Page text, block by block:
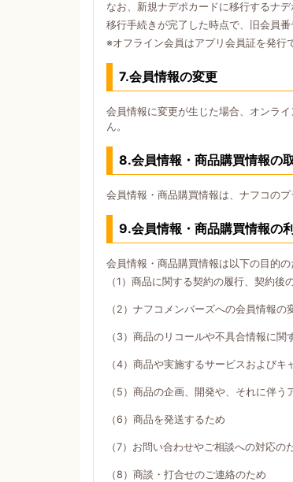
なお、新規ナデポカードに移行するナ
移行手続きが完了した時点で、旧会員番
※オフライン会員はアプリ会員証を発行
7.会員情報の変更
会員情報に変更が生じた場合、オンラ
ん。
8.会員情報・商品購買情報の
会員情報・商品購買情報は、ナフコの
9.会員情報・商品購買情報の
会員情報・商品購買情報は以下の目的の
（1）商品に関する契約の履行、契約
（2）ナフコメンバーズへの会員情報
（3）商品のリコールや不具合情報に関
（4）商品や実施するサービスおよび
（5）商品の企画、開発や、それに伴
（6）商品を発送するため
（7）お問い合わせやご相談への対応の
（8）商談・打合せのご連絡のため